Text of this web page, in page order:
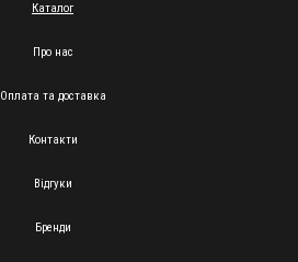
Каталог
Про нас
Оплата та доставка
Контакти
Відгуки
Бренди